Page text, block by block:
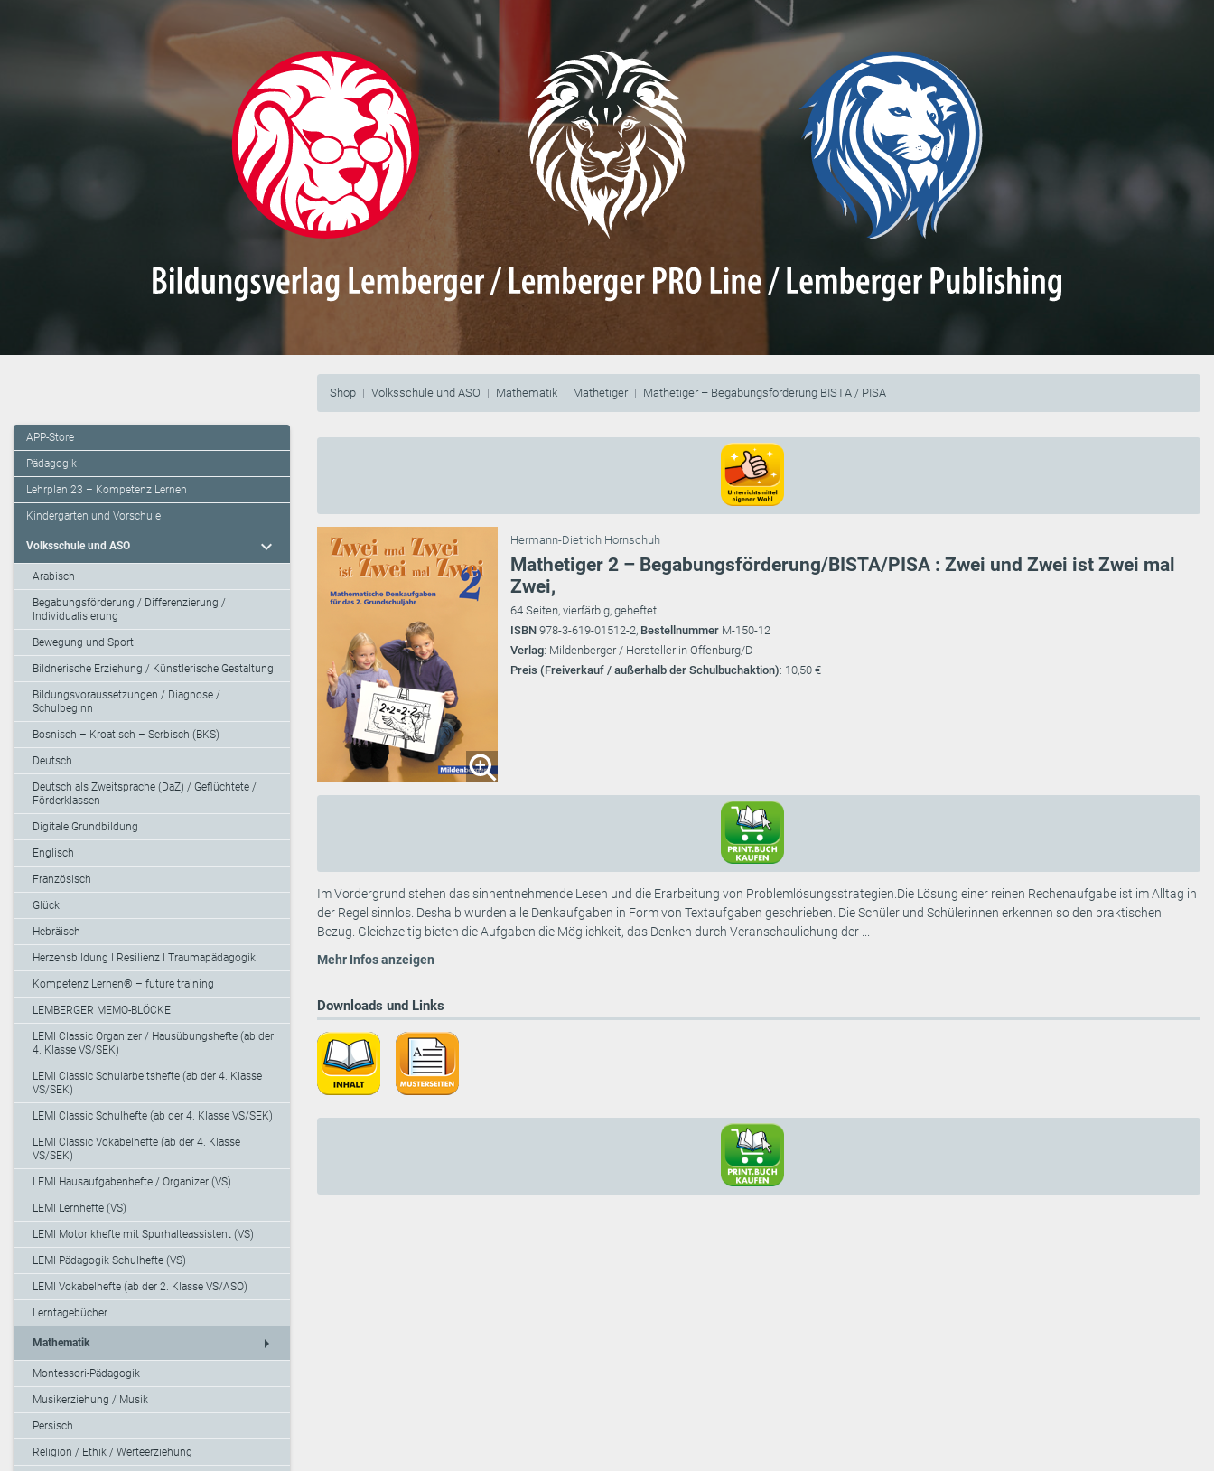
Shop Volksschule und ASO Mathematik Mathetiger Mathetiger – Begabungsförderung BISTA / PISA
APP-Store
Pädagogik
Lehrplan 23 – Kompetenz Lernen
Kindergarten und Vorschule
Volksschule und ASO expand_more
Arabisch
Begabungsförderung / Differenzierung /
Individualisierung
Bewegung und Sport
Bildnerische Erziehung / Künstlerische Gestaltung
Bildungsvoraussetzungen / Diagnose /
Schulbeginn
Bosnisch – Kroatisch – Serbisch (BKS)
Deutsch
Deutsch als Zweitsprache (DaZ) / Geflüchtete /
Förderklassen
Digitale Grundbildung
Englisch
Französisch
Glück
Hebräisch
Herzensbildung I Resilienz I Traumapädagogik
Kompetenz Lernen® – future training
LEMBERGER MEMO-BLÖCKE
LEMI Classic Organizer / Hausübungshefte (ab der
4. Klasse VS/SEK)
LEMI Classic Schularbeitshefte (ab der 4. Klasse
VS/SEK)
LEMI Classic Schulhefte (ab der 4. Klasse VS/SEK)
LEMI Classic Vokabelhefte (ab der 4. Klasse
VS/SEK)
LEMI Hausaufgabenhefte / Organizer (VS)
LEMI Lernhefte (VS)
LEMI Motorikhefte mit Spurhalteassistent (VS)
LEMI Pädagogik Schulhefte (VS)
LEMI Vokabelhefte (ab der 2. Klasse VS/ASO)
Lerntagebücher
Mathematik arrow_right
Montessori-Pädagogik
Musikerziehung / Musik
Persisch
Religion / Ethik / Werteerziehung
Hermann-Dietrich Hornschuh
Mathetiger 2 – Begabungsförderung/BISTA/PISA : Zwei und Zwei ist Zwei mal
Zwei,
64 Seiten, vierfärbig, geheftet
ISBN 978-3-619-01512-2, Bestellnummer M-150-12
Verlag: Mildenberger / Hersteller in Offenburg/D
Preis (Freiverkauf / außerhalb der Schulbuchaktion): 10,50 €
Im Vordergrund stehen das sinnentnehmende Lesen und die Erarbeitung von Problemlösungsstrategien.Die Lösung einer reinen Rechenaufgabe ist im Alltag in
der Regel sinnlos. Deshalb wurden alle Denkaufgaben in Form von Textaufgaben geschrieben. Die Schüler und Schülerinnen erkennen so den praktischen
Bezug. Gleichzeitig bieten die Aufgaben die Möglichkeit, das Denken durch Veranschaulichung der ...
Mehr Infos anzeigen
Downloads und Links